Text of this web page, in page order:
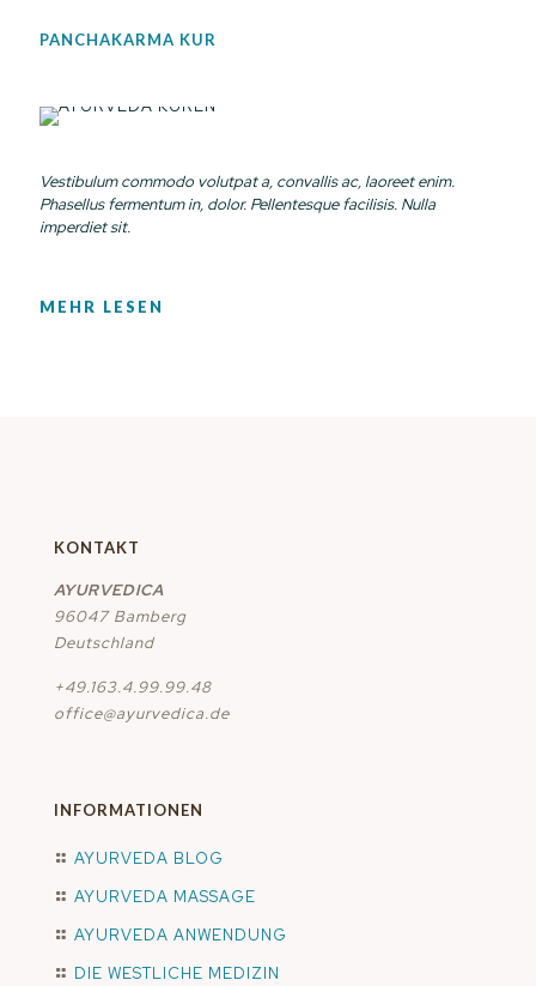
PANCHAKARMA KUR
Vestibulum commodo volutpat a, convallis ac, laoreet enim.
Phasellus fermentum in, dolor. Pellentesque facilisis. Nulla
imperdiet sit.
MEHR LESEN
KONTAKT
AYURVEDICA
96047 Bamberg
Deutschland
+49.163.4.99.99.48
office@ayurvedica.de
INFORMATIONEN
AYURVEDA BLOG
AYURVEDA MASSAGE
AYURVEDA ANWENDUNG
DIE WESTLICHE MEDIZIN